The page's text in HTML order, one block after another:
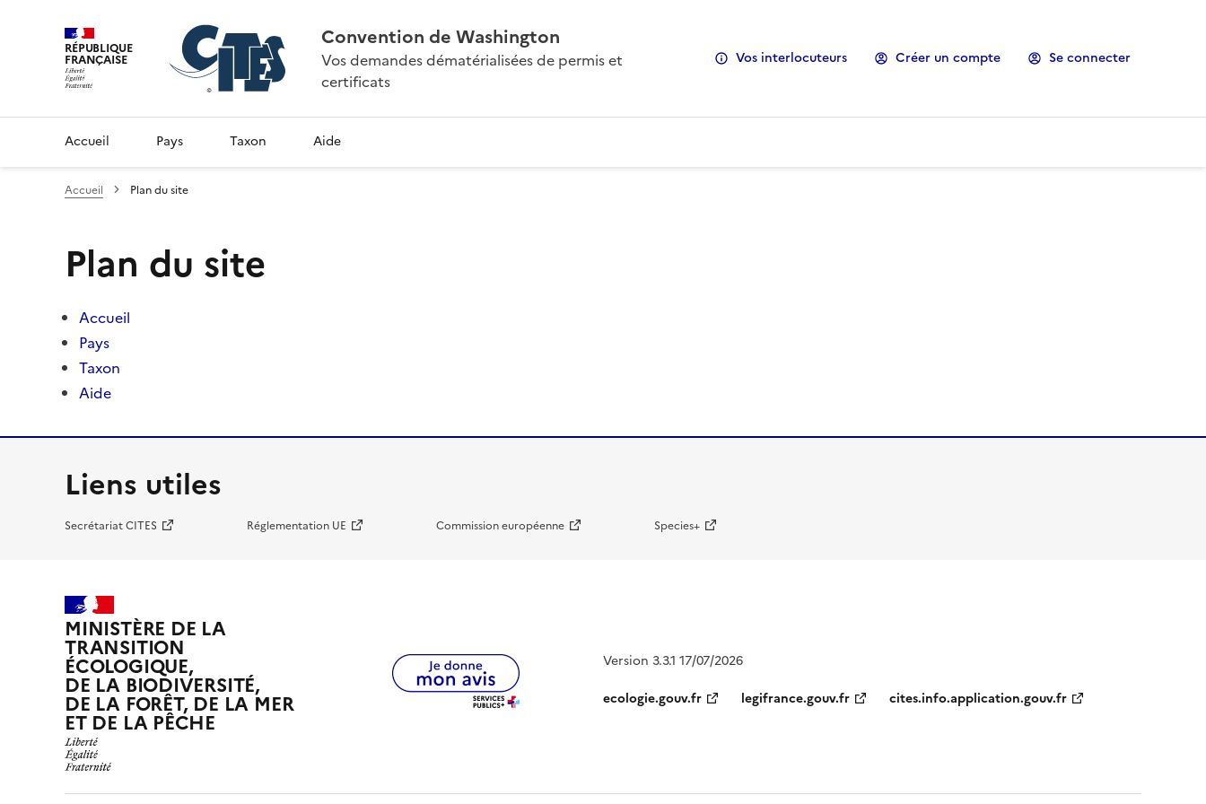
RÉPUBLIQUE
FRANÇAISE
Convention de Washington
Vos demandes dématérialisées de permis et
certificats
Vos interlocuteurs Créer un compte Se connecter
Accueil Pays Taxon Aide
Accueil Plan du site
Plan du site
Accueil
Pays
Taxon
Aide
Liens utiles
Secrétariat CITES Réglementation UE Commission européenne Species+
MINISTÈRE DE LA
TRANSITION
ÉCOLOGIQUE,
DE LA BIODIVERSITÉ,
DE LA FORÊT, DE LA MER
ET DE LA PÊCHE
Version 3.3.1 17/07/2026
ecologie.gouv.fr
legifrance.gouv.fr cites.info.application.gouv.fr